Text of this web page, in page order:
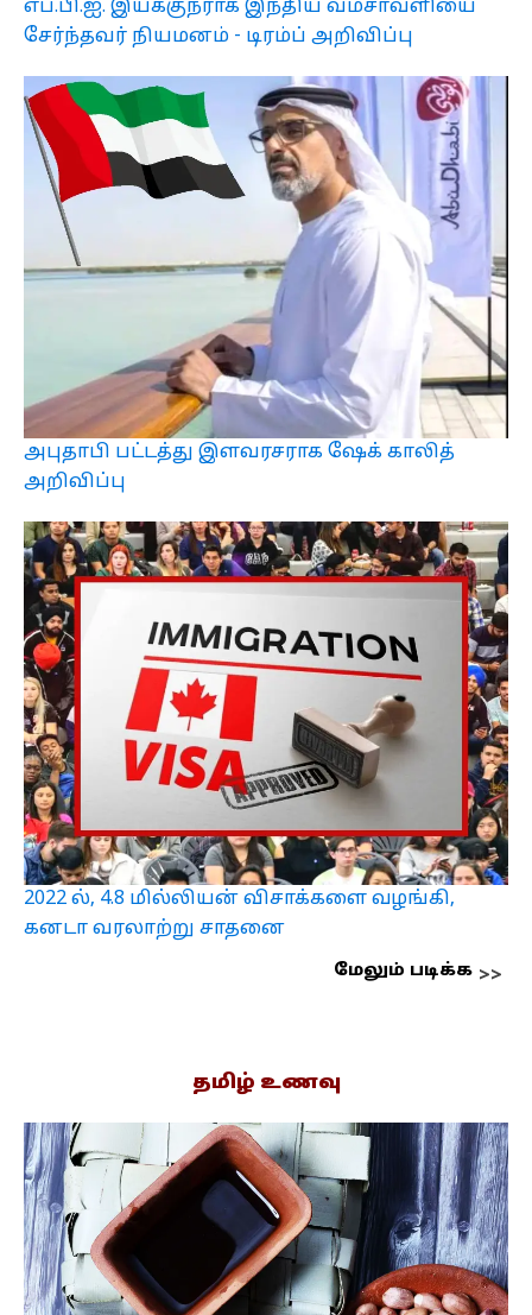
எப்.பி.ஐ. இயக்குநராக இந்திய வம்சாவளியை
சேர்ந்தவர் நியமனம் - டிரம்ப் அறிவிப்பு
அபுதாபி பட்டத்து இளவரசராக ஷேக் காலித்
அறிவிப்பு
2022 ல், 4.8 மில்லியன் விசாக்களை வழங்கி,
கனடா வரலாற்று சாதனை
மேலும் படிக்க
தமிழ் உணவு